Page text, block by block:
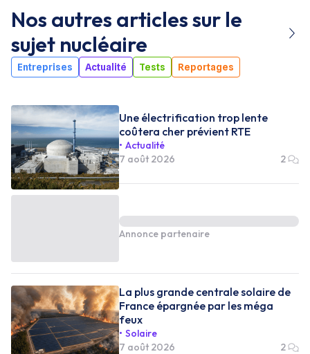
Nos autres articles sur le
sujet nucléaire
Entreprises Actualité Tests Reportages
Une électrification trop lente
coûtera cher prévient RTE
Actualité
7 août 2026
2
Annonce partenaire
La plus grande centrale solaire de
France épargnée par les méga
feux
Solaire
7 août 2026
2